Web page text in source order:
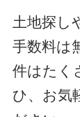
土地探し
手数料は
件はたく
ひ、お気